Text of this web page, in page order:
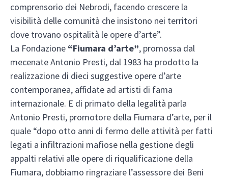
comprensorio dei Nebrodi, facendo crescere la
visibilità delle comunità che insistono nei territori
dove trovano ospitalità le opere d’arte”.
La Fondazione “Fiumara d’arte”, promossa dal
mecenate Antonio Presti, dal 1983 ha prodotto la
realizzazione di dieci suggestive opere d’arte
contemporanea, affidate ad artisti di fama
internazionale. E di primato della legalità parla
Antonio Presti, promotore della Fiumara d’arte, per il
quale “dopo otto anni di fermo delle attività per fatti
legati a infiltrazioni mafiose nella gestione degli
appalti relativi alle opere di riqualificazione della
Fiumara, dobbiamo ringraziare l’assessore dei Beni